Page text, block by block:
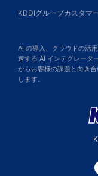
KDDIグループカスタマ
AI の導入、クラウドの活
速する AI インテグレータ
からお客様の課題と向き
します。